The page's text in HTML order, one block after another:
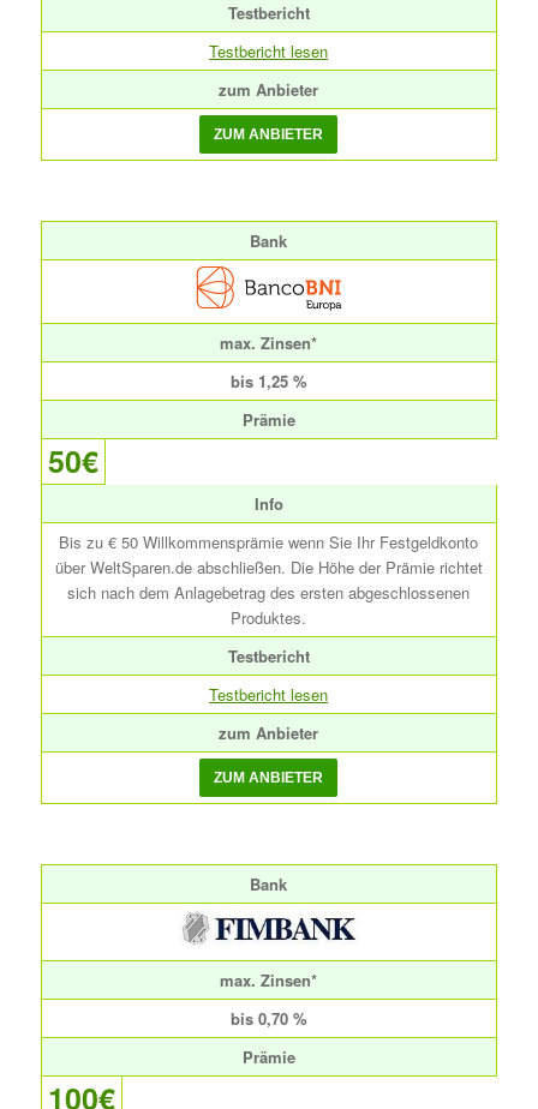
Testbericht
Testbericht lesen
zum Anbieter
Bank
max. Zinsen*
bis 1,25 %
Prämie
50€
Info
Bis zu € 50 Willkommensprämie wenn Sie Ihr Festgeldkonto
über WeltSparen.de abschließen. Die Höhe der Prämie richtet
sich nach dem Anlagebetrag des ersten abgeschlossenen
Produktes.
Testbericht
Testbericht lesen
zum Anbieter
Bank
max. Zinsen*
bis 0,70 %
Prämie
100€